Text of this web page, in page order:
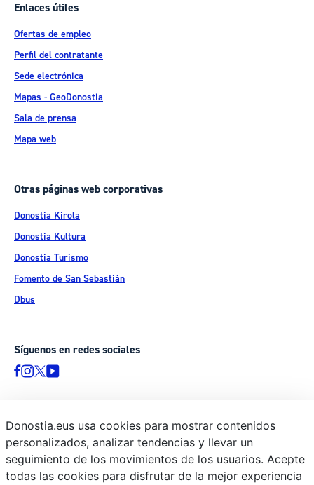
Enlaces útiles
Ofertas de empleo
Perfil del contratante
Sede electrónica
Mapas - GeoDonostia
Sala de prensa
Mapa web
Otras páginas web corporativas
Donostia Kirola
Donostia Kultura
Donostia Turismo
Fomento de San Sebastián
Dbus
Síguenos en redes sociales
© Donostiako Udala - Ayuntamiento de Donostia / San Sebastián
Ijentea 1, 20003 Donostia / San Sebastián
Aviso legal
Donostia.eus usa cookies para mostrar contenidos
personalizados, analizar tendencias y llevar un
seguimiento de los movimientos de los usuarios. Acepte
todas las cookies para disfrutar de la mejor experiencia